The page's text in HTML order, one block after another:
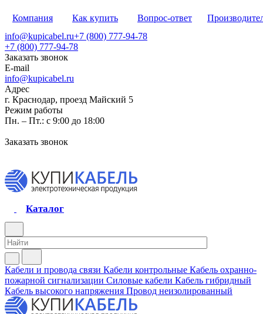
Компания Как купить Вопрос-ответ
info@kupicabel.ru+7 (800) 777-94-78
+7 (800) 777-94-78
Заказать звонок
E-mail
info@kupicabel.ru
Адрес
г. Краснодар, проезд Майский 5
Режим работы
Пн. – Пт.: с 9:00 до 18:00
Заказать звонок
Каталог
Кабели и провода связи Кабели контрольные Кабель охранно-
пожарной сигнализации Силовые кабели Кабель гибридный
Кабель высокого напряжения Провод неизолированный